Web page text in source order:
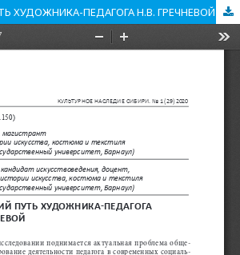
ХУДОЖНИКА-ПЕДАГОГА Н.В. ГРЕЧНЕВОЙ